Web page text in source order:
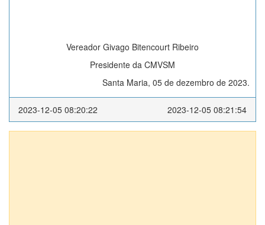
Vereador Givago Bitencourt Ribeiro
Presidente da CMVSM
Santa Maria, 05 de dezembro de 2023.
2023-12-05 08:20:22 2023-12-05 08:21:54